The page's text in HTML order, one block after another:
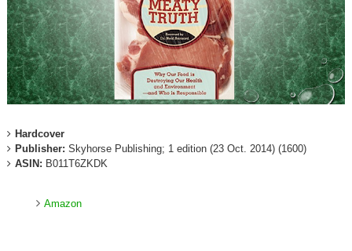
Hardcover
Publisher: Skyhorse Publishing; 1 edition (23 Oct. 2014) (1600)
ASIN: B011T6ZKDK
Amazon